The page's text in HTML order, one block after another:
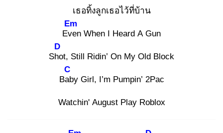
เธอทิ้งลูกเธอไว้ที่บ้าน
Eve
Em
n When I Heard A Gun
Sho
D
t, Still Ridin’ On My Old Block
Bab
C
y Girl, I’m Pumpin’ 2Pac
Watchin' August Play Roblox